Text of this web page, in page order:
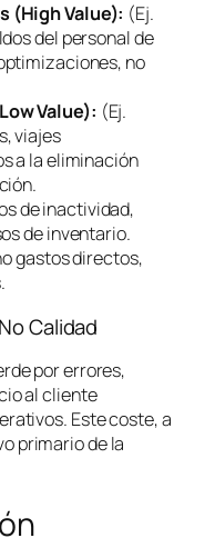
(High Value): (Ej.
del personal de
no
Value): (Ej.
viajes
a la eliminación
de inactividad,
de inventario.
gastos directos,
Calidad
por errores,
al cliente
Este coste, a
primario de la